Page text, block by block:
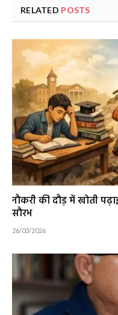
RELATED POSTS
नौकरी की दौड़ में खोती
सौरभ
26/03/2026